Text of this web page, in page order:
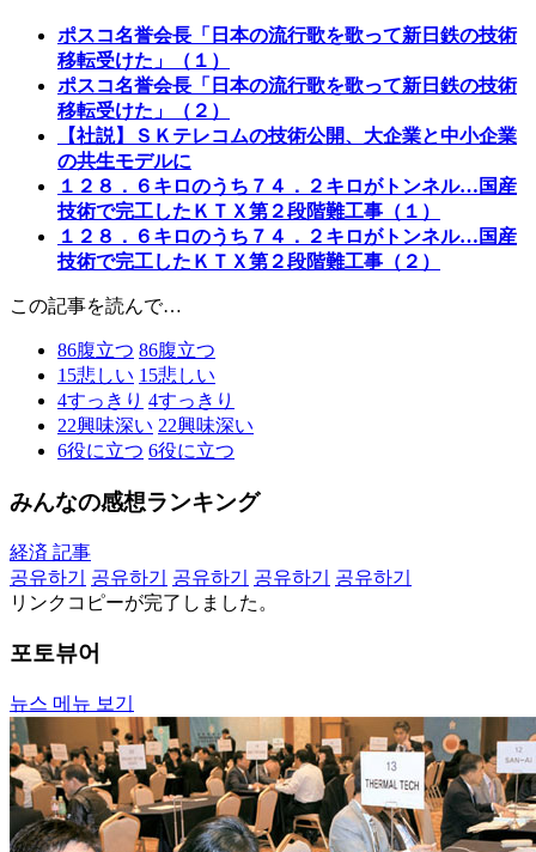
ポスコ名誉会長「日本の流行歌を歌って新日鉄の技術
移転受けた」（１）
ポスコ名誉会長「日本の流行歌を歌って新日鉄の技術
移転受けた」（２）
【社説】ＳＫテレコムの技術公開、大企業と中小企業
の共生モデルに
１２８．６キロのうち７４．２キロがトンネル…国産
技術で完工したＫＴＸ第２段階難工事（１）
１２８．６キロのうち７４．２キロがトンネル…国産
技術で完工したＫＴＸ第２段階難工事（２）
この記事を読んで…
86腹立つ 86腹立つ
15悲しい 15悲しい
4すっきり 4すっきり
22興味深い 22興味深い
6役に立つ 6役に立つ
みんなの感想ランキング
経済 記事
공유하기
공유하기 공유하기 공유하기
공유하기
リンクコピーが完了しました。
포토뷰어
뉴스 메뉴 보기